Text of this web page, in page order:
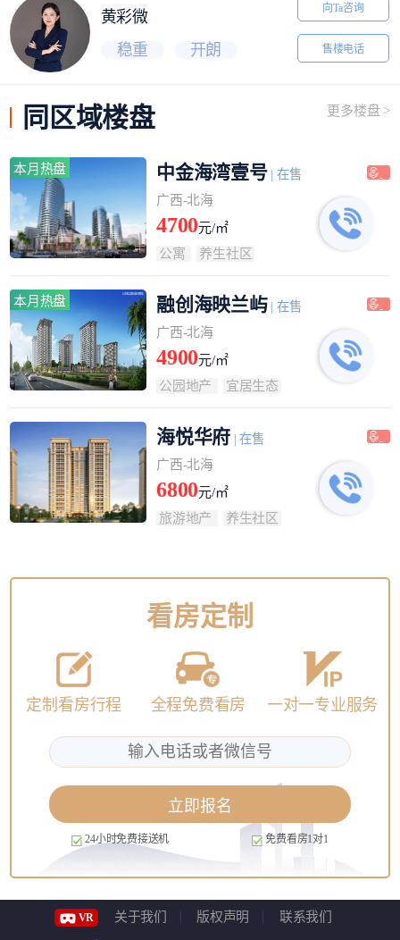
黄彩微
稳重
开朗
向Ta咨询
售楼电话
同区域楼盘 更多楼盘 >
本月热盘 中金海湾壹号| 在售
广西-北海
4700元/㎡
公寓
养生社区
本月热盘 融创海映兰屿| 在售
广西-北海
4900元/㎡
公园地产
宜居生态
海悦华府 | 在售
广西-北海
6800元/㎡
旅游地产
养生社区
看房定制
定制看房行程 全程免费看房 一对一专业服务
立即报名
24小时免费接送机 免费看房1对1
VR 关于我们 版权声明 联系我们